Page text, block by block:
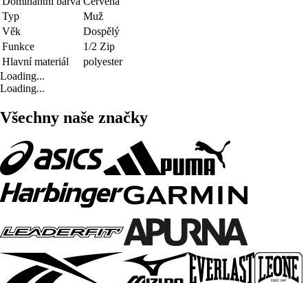
Typ
Muž
Věk
Dospělý
Funkce
1/2 Zip
Hlavní materiál
polyester
Loading...
Loading...
Všechny naše značky